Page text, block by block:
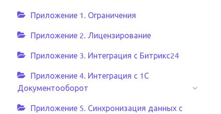
Приложение 1. Ограничения
Приложение 2. Лицензирование
Приложение 3. Интеграция с Битрикс24
Приложение 4. Интеграция с 1С
Документооборот
Приложение 5. Синхронизация данных с